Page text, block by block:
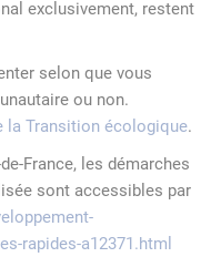
exclusivement, restent
selon que vous
ou non.
la Transition écologique.
France, les démarches
sont accessibles par
rapides-a12371.html